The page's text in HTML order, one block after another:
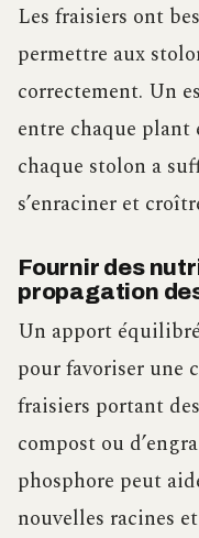
Les fraisiers ont
permettre aux
correctement. Un
entre chaque plant
chaque stolon a
s’enraciner et
Fournir des
propagation
Un apport
pour favoriser une
fraisiers portant
compost ou
phosphore peut
nouvelles racines